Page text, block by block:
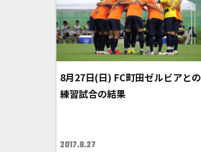
8月27日(日) FC町田ゼルビアとの
練習試合の結果
2017.8.27